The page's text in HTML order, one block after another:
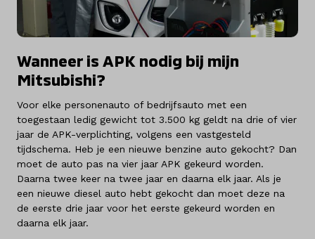
Wanneer is APK nodig bij mijn
Mitsubishi?
Voor elke personenauto of bedrijfsauto met een
toegestaan ledig gewicht tot 3.500 kg geldt na drie of vier
jaar de APK-verplichting, volgens een vastgesteld
tijdschema. Heb je een nieuwe benzine auto gekocht? Dan
moet de auto pas na vier jaar APK gekeurd worden.
Daarna twee keer na twee jaar en daarna elk jaar. Als je
een nieuwe diesel auto hebt gekocht dan moet deze na
de eerste drie jaar voor het eerste gekeurd worden en
daarna elk jaar.